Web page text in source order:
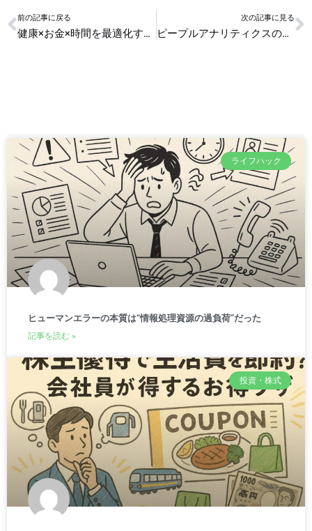
Prev
前の記事に戻る
健康×お金×時間を最適化するライフプランニング入門
次の記事に見る
ピープルアナリティクスの最新研究 離職率を減らすデータ活用術
ライフハック
ヒューマンエラーの本質は“情報処理資源の過負荷”だった
記事を読む »
投資・株式